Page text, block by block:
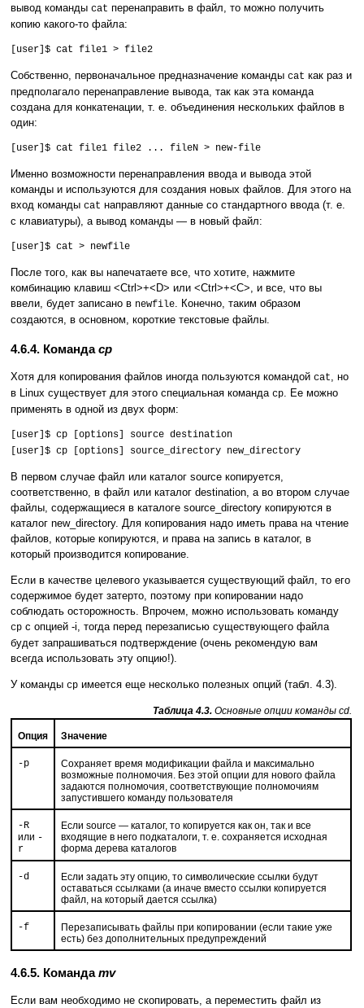
вывод команды cat перенаправить в файл, то можно получить
копию какого-то файла:
[user]$ cat file1 > file2
Собственно, первоначальное предназначение команды cat как раз и
предполагало перенаправление вывода, так как эта команда
создана для конкатенации, т. е. объединения нескольких файлов в
один:
[user]$ cat file1 file2 ... fileN > new-file
Именно возможности перенаправления ввода и вывода этой
команды и используются для создания новых файлов. Для этого на
вход команды cat направляют данные со стандартного ввода (т. е.
с клавиатуры), а вывод команды — в новый файл:
[user]$ cat > newfile
После того, как вы напечатаете все, что хотите, нажмите
комбинацию клавиш <Ctrl>+<D> или <Ctrl>+<C>, и все, что вы
ввели, будет записано в newfile . Конечно, таким образом
создаются, в основном, короткие текстовые файлы.
4.6.4. Командаcp
Хотя для копирования файлов иногда пользуются командой cat
, но
в Linux существует для этого специальная команда cp . Ее можно
применять в одной из двух форм:
[user]$ cp [options] source destination
[user]$ cp [options] source_directory new_directory
В первом случае файл или каталог source копируется,
соответственно, в файл или каталог destination, а во втором случае
файлы, содержащиеся в каталоге source_directory копируются в
каталог new_directory. Для копирования надо иметь права на чтение
файлов, которые копируются, и права на запись в каталог, в
который производится копирование.
Если в качестве целевого указывается существующий файл, то его
содержимое будет затерто, поэтому при копировании надо
соблюдать осторожность. Впрочем, можно использовать команду
cp с опцией -i, тогда перед перезаписью существующего файла
будет запрашиваться подтверждение (очень рекомендую вам
всегда использовать эту опцию!).
У команды cp имеется еще несколько полезных опций (табл. 4.3).
Таблица 4.3. Основные опции команды cd.
Опция Значение
-p
Сохраняет время модификации файла и максимально
возможные полномочия. Без этой опции для нового файла
задаются полномочия, соответствующие полномочиям
запустившего команду пользователя
-R
или -
r
Если source — каталог, то копируется как он, так и все
входящие в него подкаталоги, т. е. сохраняется исходная
форма дерева каталогов
-d
Если задать эту опцию, то символические ссылки будут
оставаться ссылками (а иначе вместо ссылки копируется
файл, на который дается ссылка)
-f
Перезаписывать файлы при копировании (если такие уже
есть) без дополнительных предупреждений
4.6.5. Командаmv
Если вам необходимо не скопировать, а переместить файл из